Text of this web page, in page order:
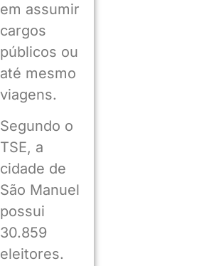
em assumir
cargos
públicos ou
até mesmo
viagens.
Segundo o
TSE, a
cidade de
São Manuel
possui
30.859
eleitores.